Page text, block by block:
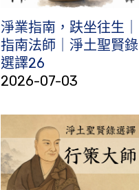
淨業指南，趺坐往生｜
指南法師｜淨土聖賢錄
選譯26
2026-07-03